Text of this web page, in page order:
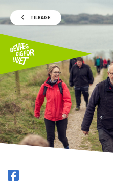
TILBAGE